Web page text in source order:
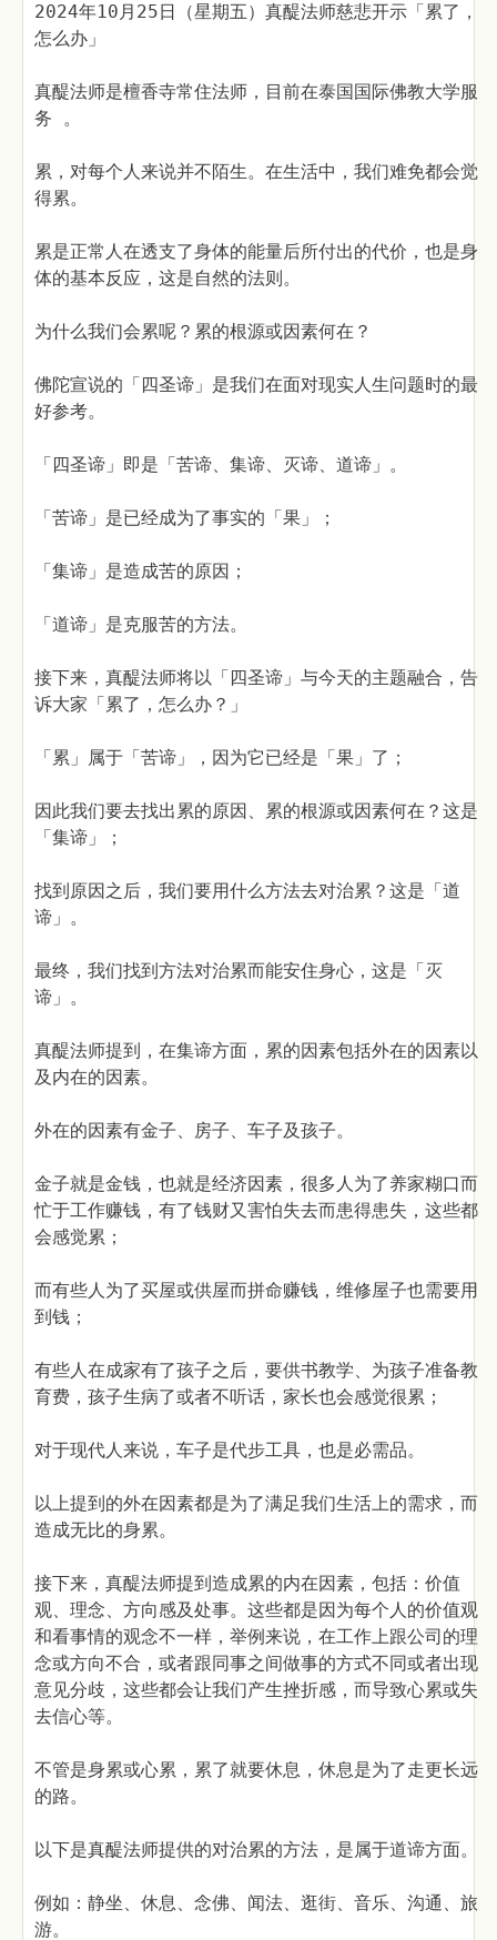
2024年10月25日（星期五）真醍法师慈悲开示「累了，
怎么办」
真醍法师是檀香寺常住法师，目前在泰国国际佛教大学服
务 。
累，对每个人来说并不陌生。在生活中，我们难免都会觉
得累。
累是正常人在透支了身体的能量后所付出的代价，也是身
体的基本反应，这是自然的法则。
为什么我们会累呢？累的根源或因素何在？
佛陀宣说的「四圣谛」是我们在面对现实人生问题时的最
好参考。
「四圣谛」即是「苦谛、集谛、灭谛、道谛」。
「苦谛」是已经成为了事实的「果」；
「集谛」是造成苦的原因；
「道谛」是克服苦的方法。
接下来，真醍法师将以「四圣谛」与今天的主题融合，告
诉大家「累了，怎么办？」
「累」属于「苦谛」，因为它已经是「果」了；
因此我们要去找出累的原因、累的根源或因素何在？这是
「集谛」；
找到原因之后，我们要用什么方法去对治累？这是「道
谛」。
最终，我们找到方法对治累而能安住身心，这是「灭
谛」。
真醍法师提到，在集谛方面，累的因素包括外在的因素以
及内在的因素。
外在的因素有金子、房子、车子及孩子。
金子就是金钱，也就是经济因素，很多人为了养家糊口而
忙于工作赚钱，有了钱财又害怕失去而患得患失，这些都
会感觉累；
而有些人为了买屋或供屋而拼命赚钱，维修屋子也需要用
到钱；
有些人在成家有了孩子之后，要供书教学、为孩子准备教
育费，孩子生病了或者不听话，家长也会感觉很累；
对于现代人来说，车子是代步工具，也是必需品。
以上提到的外在因素都是为了满足我们生活上的需求，而
造成无比的身累。
接下来，真醍法师提到造成累的内在因素，包括：价值
观、理念、方向感及处事。这些都是因为每个人的价值观
和看事情的观念不一样，举例来说，在工作上跟公司的理
念或方向不合，或者跟同事之间做事的方式不同或者出现
意见分歧，这些都会让我们产生挫折感，而导致心累或失
去信心等。
不管是身累或心累，累了就要休息，休息是为了走更长远
的路。
以下是真醍法师提供的对治累的方法，是属于道谛方面。
例如：静坐、休息、念佛、闻法、逛街、音乐、沟通、旅
游。